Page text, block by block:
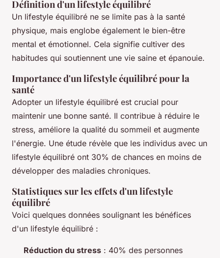
Définition d'un lifestyle équilibré
Un lifestyle équilibré ne se limite pas à la santé
physique, mais englobe également le bien-être
mental et émotionnel. Cela signifie cultiver des
habitudes qui soutiennent une vie saine et épanouie.
Importance d'un lifestyle équilibré pour la
santé
Adopter un lifestyle équilibré est crucial pour
maintenir une bonne santé. Il contribue à réduire le
stress, améliore la qualité du sommeil et augmente
l'énergie. Une étude révèle que les individus avec un
lifestyle équilibré ont 30% de chances en moins de
développer des maladies chroniques.
Statistiques sur les effets d'un lifestyle
équilibré
Voici quelques données soulignant les bénéfices
d'un lifestyle équilibré :
Réduction du stress : 40% des personnes